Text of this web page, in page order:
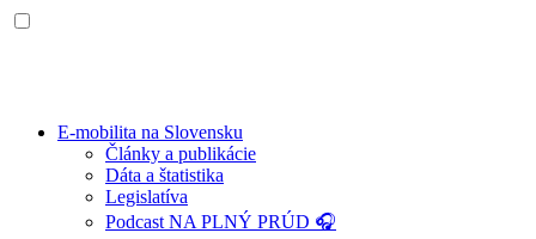
E-mobilita na Slovensku
Články a publikácie
Dáta a štatistika
Legislatíva
Podcast NA PLNÝ PRÚD 🎧